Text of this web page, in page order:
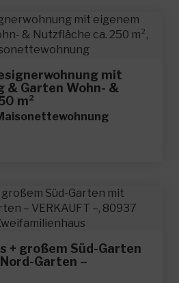
mit
& Garten Wohn- &
m²
+ großem Süd-Garten
Garten –